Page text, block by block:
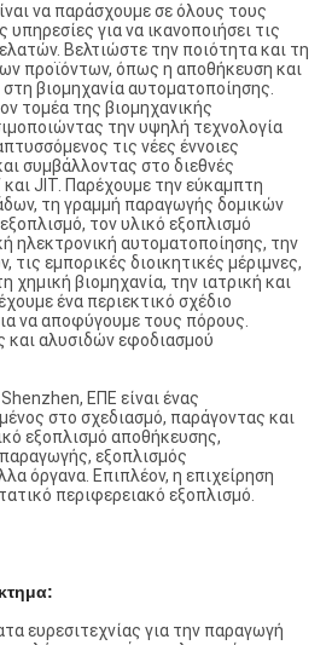
να παράσχουμε σε όλους τους
υπηρεσίες για να ικανοποιήσει τις
Βελτιώστε την ποιότητα και τη
προϊόντων, όπως η αποθήκευση και
στη βιομηχανία αυτοματοποίησης.
τομέα της βιομηχανικής
την υψηλή τεχνολογία
τις νέες έννοιες
συμβάλλοντας στο διεθνές
και JIT. Παρέχουμε την εύκαμπτη
τη γραμμή παραγωγής δομικών
τον υλικό εξοπλισμό
ηλεκτρονική αυτοματοποίησης, την
εμπορικές διοικητικές μέριμνες,
χημική βιομηχανία, την ιατρική και
ένα περιεκτικό σχέδιο
να αποφύγουμε τους πόρους.
και αλυσιδών εφοδιασμού
ΕΠΕ είναι ένας
στο σχεδιασμό, παράγοντας και
εξοπλισμό αποθήκευσης,
εξοπλισμός
όργανα. Επιπλέον, η επιχείρηση
περιφερειακό εξοπλισμό.
ευρεσιτεχνίας για την παραγωγή